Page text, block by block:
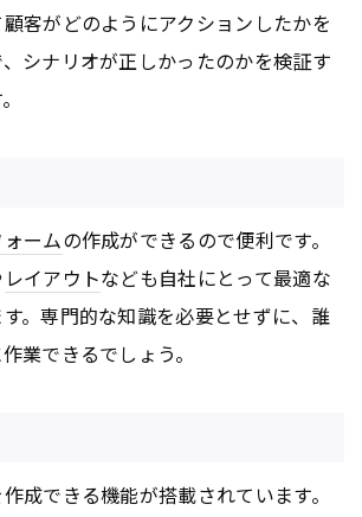
客がどのようにアクションしたかを
シナリオが正しかったのかを検証す
ォームの作成ができるので便利です。
レイアウトなども自社にとって最適な
。専門的な知識を必要とせずに、誰
業できるでしょう。
成できる機能が搭載されています。